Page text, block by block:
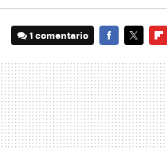
1 comentario